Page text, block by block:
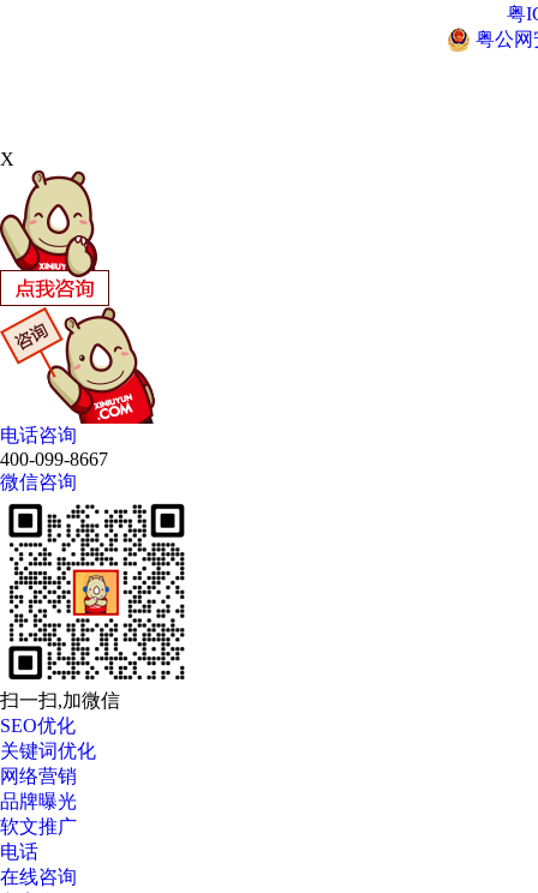
粤
粤公网
X
电话咨询
400-099-8667
微信咨询
扫一扫,加微信
SEO优化
关键词优化
网络营销
品牌曝光
软文推广
电话
在线咨询